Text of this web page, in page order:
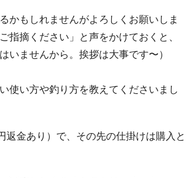
かもしれませんがよろしくお願いしま
摘ください」と声をかけておくと、
ませんから。挨拶は大事です〜）
使い方や釣り方を教えてくださいまし
金あり）で、その先の仕掛けは購入と